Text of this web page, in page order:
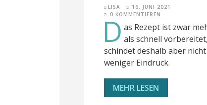
LISA
16. JUNI 2021
0 KOMMENTIEREN
D as Rezept ist zwar
als schnell vorbereitet,
schindet deshalb aber nicht
weniger Eindruck.
MEHR LESEN